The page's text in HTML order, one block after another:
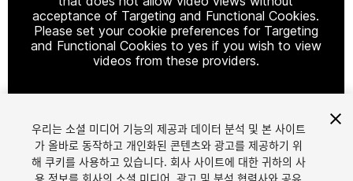
acceptance of Targeting and Functional Cookies.
Please set your cookie preferences for Targeting
and Functional Cookies to yes if you wish to view
videos from these providers.
Cookie Settings
1/10
우리는 소셜 미디어 기능의 제공과 데이터 분석 및 본 사이트
가 올바로 동작하고 개인화된 콘텐츠와 광고를 제공하기 위
해 쿠키를 사용하고 있습니다. 회사 사이트에 대한 귀하의 사
용 정보를 회사의 소셜 미디어, 광고 및 분석 협력사와 공유